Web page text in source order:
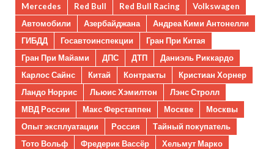
Mercedes
Red Bull Red Bull Racing
Volkswagen
Автомобили
Азербайджана
Андреа Кими Антонелли
ГИБДД
Госавтоинспекции
Гран При Китая
Гран При Майами
ДПС ДТП
Даниэль Риккардо
Карлос Сайнс
Китай Контракты
Кристиан Хорнер
Ландо Норрис
Льюис Хэмилтон
Лэнс Стролл
МВД России
Макс Ферстаппен Москве
Москвы
Опыт эксплуатации
Россия
Тайный покупатель
Тото Вольф
Фредерик Вассёр
Хельмут Марко